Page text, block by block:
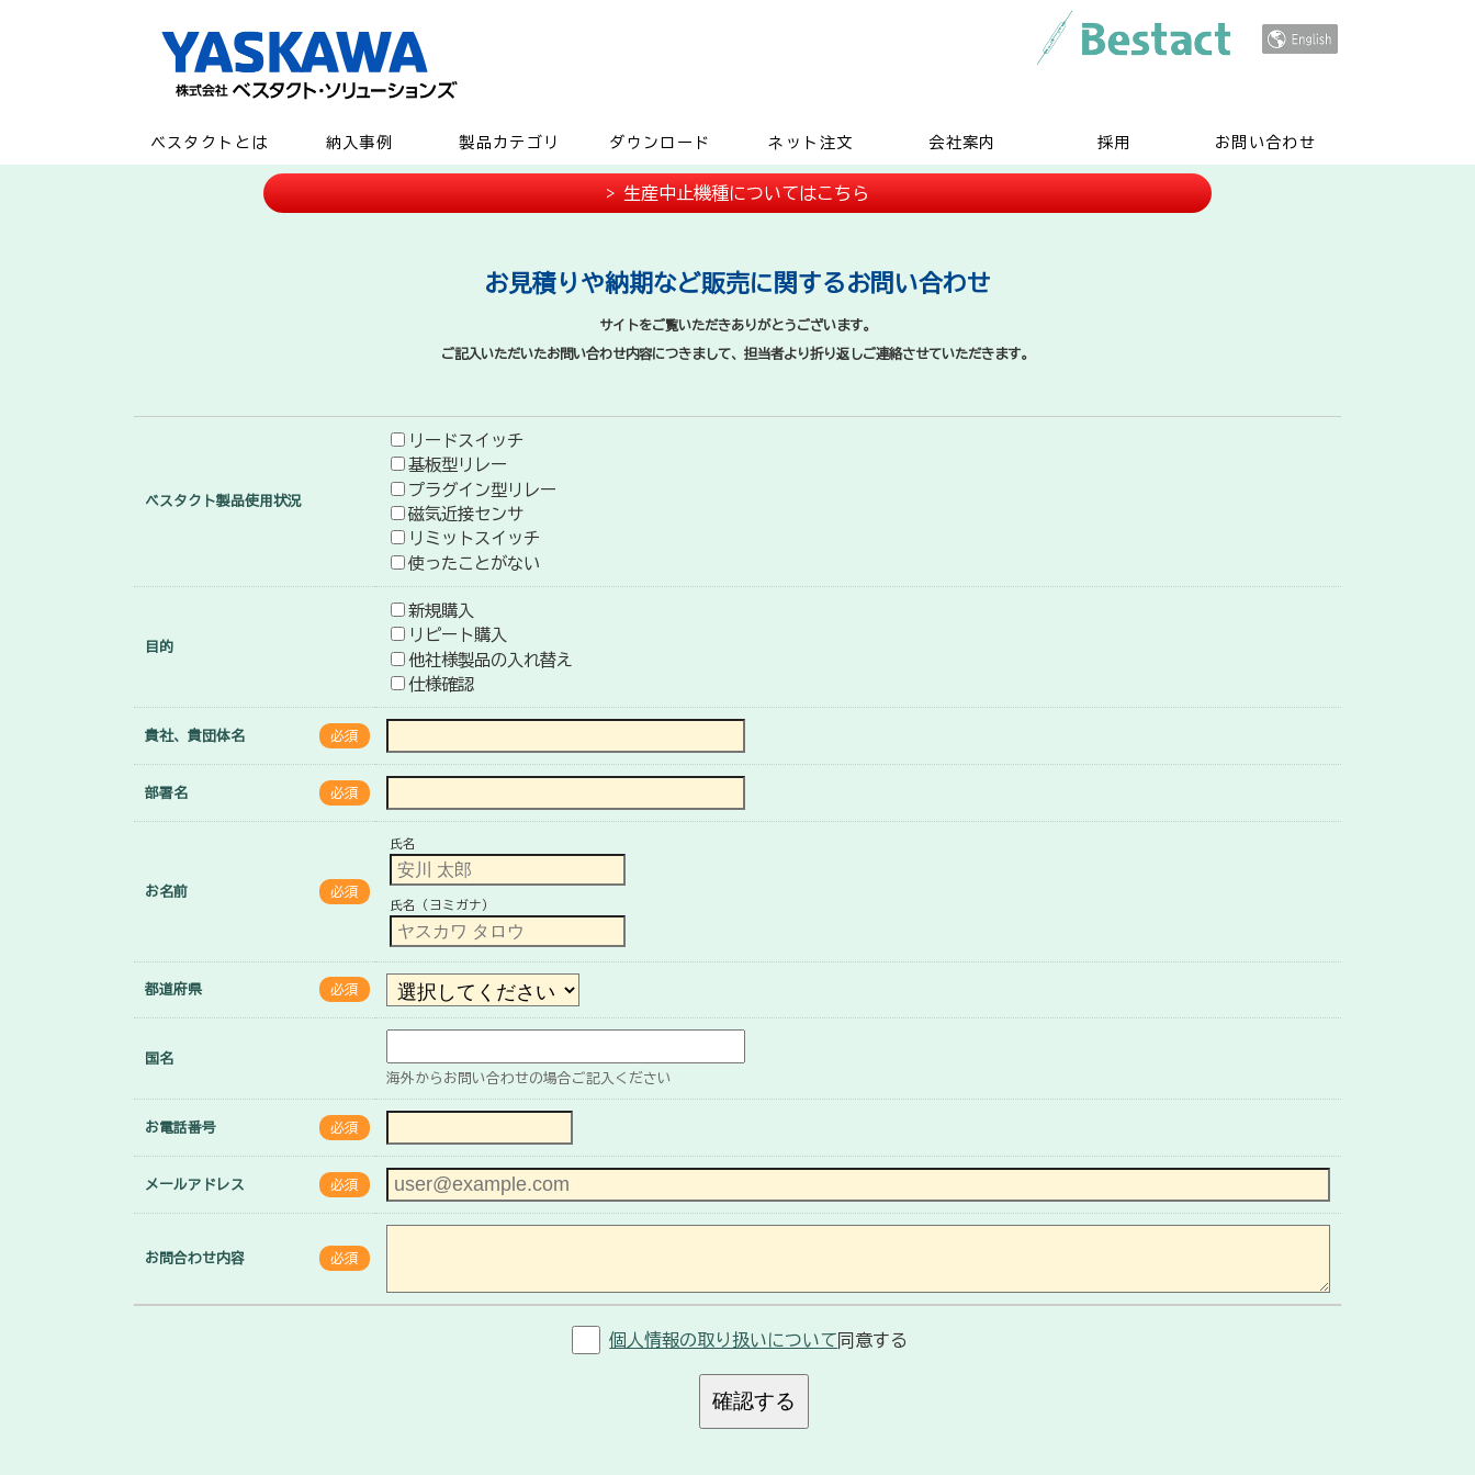
ベスタクトとは 納入事例 製品カテゴリ ダウンロード ネット注文 会社案内 採用 お問い合わせ
> 生産中止機種についてはこちら
お見積りや納期など販売に関するお問い合わせ
サイトをご覧いただきありがとうございます。
ご記入いただいたお問い合わせ内容につきまして、担当者より折り返しご連絡させていただきます。
ベスタクト製品使用状況
リードスイッチ
基板型リレー
プラグイン型リレー
磁気近接センサ
リミットスイッチ
使ったことがない
目的
新規購入
リピート購入
他社様製品の入れ替え
仕様確認
貴社、貴団体名 必須
部署名 必須
お名前 必須
氏名
氏名（ヨミガナ）
都道府県 必須
国名
海外からお問い合わせの場合ご記入ください
お電話番号 必須
メールアドレス 必須
お問合わせ内容 必須
個人情報の取り扱いについて 同意する
確認する